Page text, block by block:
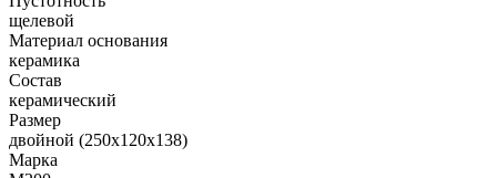
щелевой
Материал основания
керамика
Состав
керамический
Размер
двойной (250х120х138)
Марка